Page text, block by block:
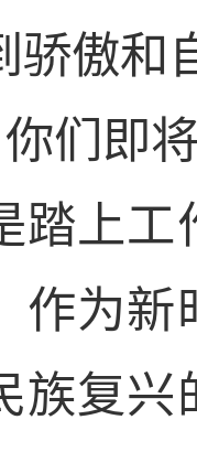
骄傲和
们即
踏上工
作为新
族复